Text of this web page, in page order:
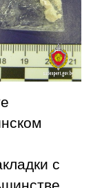
с